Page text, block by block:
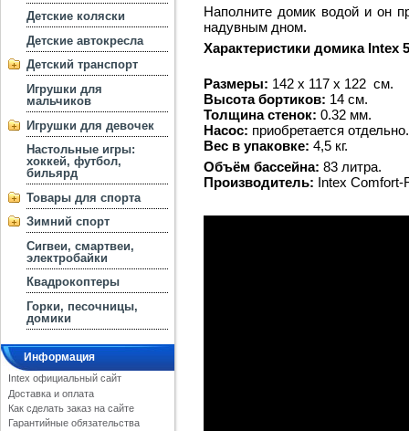
Детские коляски
Детские автокресла
Детский транспорт
Игрушки для
мальчиков
Игрушки для девочек
Настольные игры:
хоккей, футбол,
бильярд
Товары для спорта
Зимний спорт
Сигвеи, смартвеи,
электробайки
Квадрокоптеры
Горки, песочницы,
домики
Информация
Intex официальный сайт
Доставка и оплата
Как сделать заказ на сайте
Гарантийные обязательства
Наполните домик водой и он
надувным дном.
Характеристики домика Intex
Размеры: 142 х 117 х 122 см.
Высота бортиков: 14 см.
Толщина стенок: 0.32 мм.
Насос: приобретается отдельно.
Вес в упаковке: 4,5 кг.
Объём бассейна: 83 литра.
Производитель: Intex Comfort-